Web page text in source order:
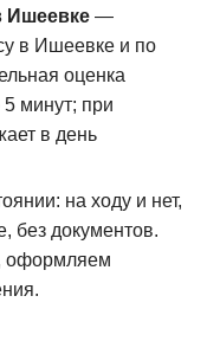
Ишеевке—
в Ишеевке и по
оценка
минут; при
в день
на ходу и нет,
без документов.
оформляем